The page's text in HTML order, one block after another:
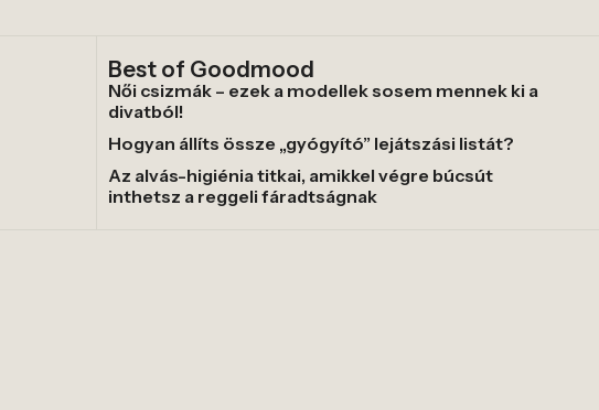
Best of Goodmood
Női csizmák – ezek a modellek sosem mennek ki a
divatból!
Hogyan állíts össze „gyógyító” lejátszási listát?
Az alvás-higiénia titkai, amikkel végre búcsút
inthetsz a reggeli fáradtságnak